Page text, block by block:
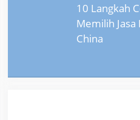
10 Langkah
Memilih
China